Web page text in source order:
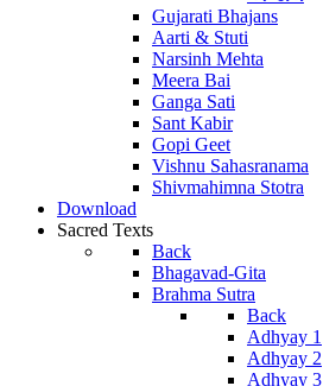
Gujarati Bhajans
Aarti & Stuti
Narsinh Mehta
Meera Bai
Ganga Sati
Sant Kabir
Gopi Geet
Vishnu Sahasranama
Shivmahimna Stotra
Download
Sacred Texts
Back
Bhagavad-Gita
Brahma Sutra
Back
Adhyay 1
Adhyay 2
Adhyay 3